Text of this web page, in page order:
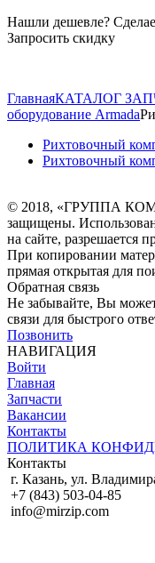
Нашли дешевле?
Запросить скидку
ГлавнаяКАТАЛОГ
оборудование Armada
Рихтовочный
Рихтовочный
© 2018, «ГРУППА
защищены.
на сайте, разрешается
При копировании
прямая открытая для
Обратная связь
Не забывайте, Вы
связи для быстрого
Позвонить
НАВИГАЦИЯ
Войти
Главная
Запчасти
Вакансии
Контакты
ПОЛИТИКА
Контакты
г. Казань, ул.
+7 (843) 503-04-85
info@mirzip.com